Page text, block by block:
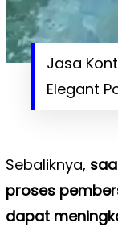
Jasa
Elegant
Sebaliknya,
proses
dapat